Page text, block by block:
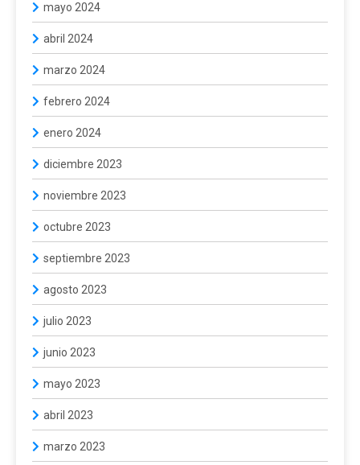
mayo 2024
abril 2024
marzo 2024
febrero 2024
enero 2024
diciembre 2023
noviembre 2023
octubre 2023
septiembre 2023
agosto 2023
julio 2023
junio 2023
mayo 2023
abril 2023
marzo 2023